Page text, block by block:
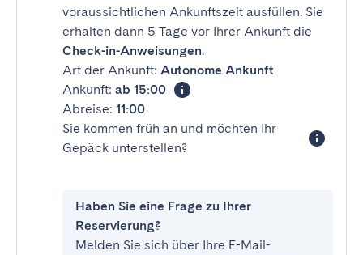
voraussichtlichen Ankunftszeit ausfüllen. Sie
erhalten dann 5 Tage vor Ihrer Ankunft die
Check-in-Anweisungen.
Art der Ankunft: Autonome Ankunft
Ankunft: ab 15:00
Abreise: 11:00
Sie kommen früh an und möchten Ihr
Gepäck unterstellen?
Haben Sie eine Frage zu Ihrer
Reservierung?
Melden Sie sich über Ihre E-Mail-